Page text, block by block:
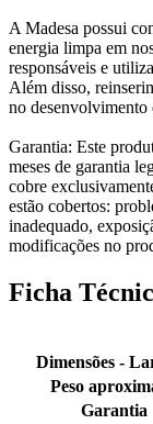
A Madesa possui
energia limpa em
responsáveis e
Além disso,
no desenvolvimento
Garantia: Este
meses de garantia
cobre
estão cobertos:
inadequado,
modificações no
Ficha
Dimensões -
Peso
Garantia